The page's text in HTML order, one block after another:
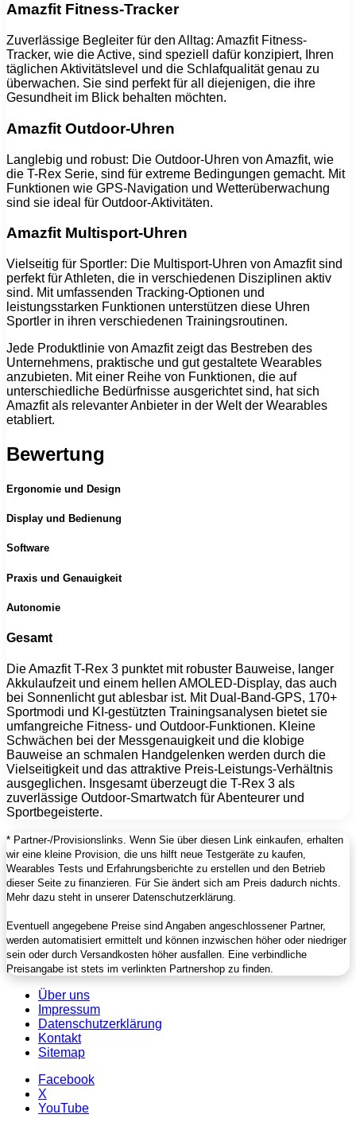
Amazfit Fitness-Tracker
Zuverlässige Begleiter für den Alltag: Amazfit Fitness-
Tracker, wie die Active, sind speziell dafür konzipiert, Ihren
täglichen Aktivitätslevel und die Schlafqualität genau zu
überwachen. Sie sind perfekt für all diejenigen, die ihre
Gesundheit im Blick behalten möchten.
Amazfit Outdoor-Uhren
Langlebig und robust: Die Outdoor-Uhren von Amazfit, wie
die T-Rex Serie, sind für extreme Bedingungen gemacht. Mit
Funktionen wie GPS-Navigation und Wetterüberwachung
sind sie ideal für Outdoor-Aktivitäten.
Amazfit Multisport-Uhren
Vielseitig für Sportler: Die Multisport-Uhren von Amazfit sind
perfekt für Athleten, die in verschiedenen Disziplinen aktiv
sind. Mit umfassenden Tracking-Optionen und
leistungsstarken Funktionen unterstützen diese Uhren
Sportler in ihren verschiedenen Trainingsroutinen.
Jede Produktlinie von Amazfit zeigt das Bestreben des
Unternehmens, praktische und gut gestaltete Wearables
anzubieten. Mit einer Reihe von Funktionen, die auf
unterschiedliche Bedürfnisse ausgerichtet sind, hat sich
Amazfit als relevanter Anbieter in der Welt der Wearables
etabliert.
Bewertung
Ergonomie und Design
Display und Bedienung
Software
Praxis und Genauigkeit
Autonomie
Gesamt
Die Amazfit T-Rex 3 punktet mit robuster Bauweise, langer
Akkulaufzeit und einem hellen AMOLED-Display, das auch
bei Sonnenlicht gut ablesbar ist. Mit Dual-Band-GPS, 170+
Sportmodi und KI-gestützten Trainingsanalysen bietet sie
umfangreiche Fitness- und Outdoor-Funktionen. Kleine
Schwächen bei der Messgenauigkeit und die klobige
Bauweise an schmalen Handgelenken werden durch die
Vielseitigkeit und das attraktive Preis-Leistungs-Verhältnis
ausgeglichen. Insgesamt überzeugt die T-Rex 3 als
zuverlässige Outdoor-Smartwatch für Abenteurer und
Sportbegeisterte.
* Partner-/Provisionslinks. Wenn Sie über diesen Link einkaufen, erhalten
wir eine kleine Provision, die uns hilft neue Testgeräte zu kaufen,
Wearables Tests und Erfahrungsberichte zu erstellen und den Betrieb
dieser Seite zu finanzieren. Für Sie ändert sich am Preis dadurch nichts.
Mehr dazu steht in unserer Datenschutzerklärung.
Eventuell angegebene Preise sind Angaben angeschlossener Partner,
werden automatisiert ermittelt und können inzwischen höher oder niedriger
sein oder durch Versandkosten höher ausfallen. Eine verbindliche
Preisangabe ist stets im verlinkten Partnershop zu finden.
Über uns
Impressum
Datenschutzerklärung
Kontakt
Sitemap
Facebook
X
YouTube